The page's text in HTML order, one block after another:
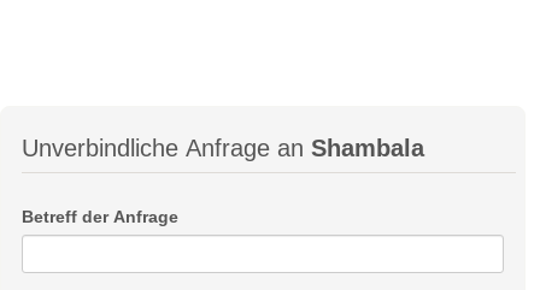
Unverbindliche Anfrage an Shambala
Betreff der Anfrage